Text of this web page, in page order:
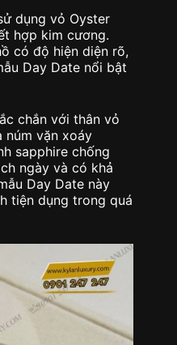
dụng vỏ Oyster
hợp kim cương.
có độ hiện diện rõ,
Day Date nổi bật
chắn với thân vỏ
núm vặn xoáy
sapphire chống
ngày và có khả
Day Date này
tiện dụng trong quá